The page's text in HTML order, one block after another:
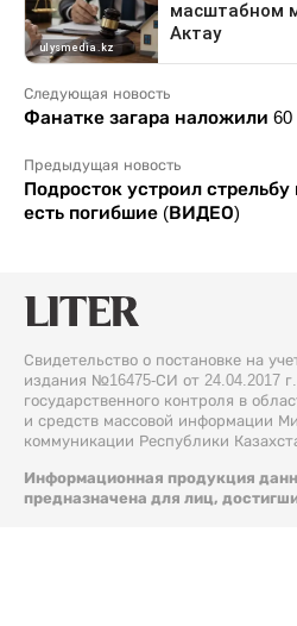
Следующая новость
Фанатке загара наложили
Предыдущая новость
Подросток устроил
есть погибшие (ВИДЕО)
Свидетельство о постановке на
издания №16475-СИ от 24.04.2017
государственного контроля в
и средств массовой информации
коммуникации Республики
Информационная продукция
предназначена для лиц,